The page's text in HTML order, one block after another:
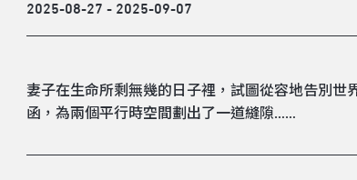
2025-08-27 - 2025-09-07
妻子在生命所剩無幾的日子裡，試圖從容地告別
函，為兩個平行時空間劃出了一道縫隙……